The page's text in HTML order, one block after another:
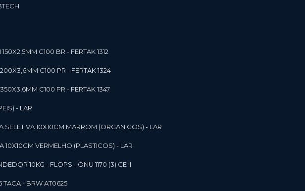
C100 BR - FERTAK 1312
C100 PR - FERTAK 1324
C100 PR - FERTAK 1347
- LAR
SELETIVA 10X10CM MARROM (ORGANICOS) - LAR
10X10CM VERMELHO (PLASTICOS) - LAR
10KG - FLOPS - ONU 1170 (3) GE II
TACA - BRW AT0625